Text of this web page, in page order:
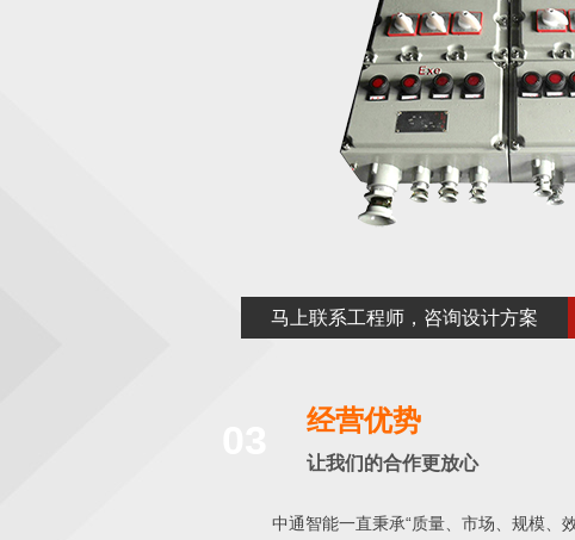
马上联系工程师，咨询设计方案
经营优势
让我们的合作更放心
中通智能一直秉承“质量、市场、规模、